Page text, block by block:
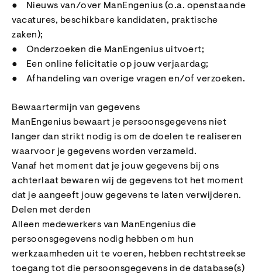
● Nieuws van/over ManEngenius (o.a. openstaande
vacatures, beschikbare kandidaten, praktische
zaken);
● Onderzoeken die ManEngenius uitvoert;
● Een online felicitatie op jouw verjaardag;
● Afhandeling van overige vragen en/of verzoeken.
Bewaartermijn van gegevens
ManEngenius bewaart je persoonsgegevens niet
langer dan strikt nodig is om de doelen te realiseren
waarvoor je gegevens worden verzameld.
Vanaf het moment dat je jouw gegevens bij ons
achterlaat bewaren wij de gegevens tot het moment
dat je aangeeft jouw gegevens te laten verwijderen.
Delen met derden
Alleen medewerkers van ManEngenius die
persoonsgegevens nodig hebben om hun
werkzaamheden uit te voeren, hebben rechtstreekse
toegang tot die persoonsgegevens in de database(s)